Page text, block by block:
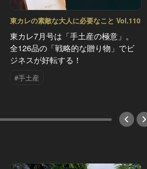
東カレの素敵な大人に必要なこと Vol.110
東カレ7月号は「手土産の極意」。
全126品の「戦略的な贈り物」でビ
ジネスが好転する！
#手土産